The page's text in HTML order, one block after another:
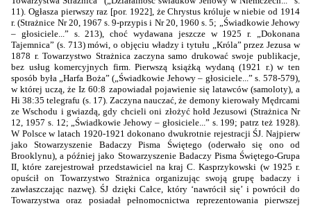
11). Ogłasza pierwszy raz [por. 1922], że Chrystus króluje w niebie od 1914
r. (Strażnice Nr 20, 1967 s. 9-przypis i Nr 20, 1960 s. 5; „Świadkowie Jehowy
– głosiciele...” s. 213), choć wydawana jeszcze w 1925 r. „Dokonana
Tajemnica” (s. 713) mówi, o objęciu władzy i tytułu „Króla” przez Jezusa w
1878 r. Towarzystwo Strażnica zaczyna samo drukować swoje publikacje,
bez usług komercyjnych firm. Pierwszą książką wydaną (1921 r.) w ten
sposób była „Harfa Boża” („Świadkowie Jehowy – głosiciele...” s. 578-579),
w której uczą, że Iz 60:8 zapowiadał pojawienie się latawców (samoloty), a
Hi 38:35 telegrafu (s. 17). Zaczyna nauczać, że demony kierowały Mędrcami
ze Wschodu i gwiazdą, gdy chcieli oni złożyć hołd Jezusowi (Strażnica Nr
12, 1957 s. 12; „Świadkowie Jehowy – głosiciele...” s. 199; patrz też 1928).
W Polsce w latach 1920-1921 dokonano dwukrotnie rejestracji ŚJ. Najpierw
jako Stowarzyszenie Badaczy Pisma Świętego (oderwało się ono od
Brooklynu), a później jako Stowarzyszenie Badaczy Pisma Świętego-Grupa
II, które zarejestrował przedstawiciel na kraj C. Kasprzykowski (w 1925 r.
opuścił on Towarzystwo Strażnica organizując swoją grupę badaczy i
zawłaszczając nazwę). ŚJ dzięki Całce, który ‘nawrócił się’ i powrócił do
Towarzystwa oraz posiadał pełnomocnictwa reprezentowania pierwszej